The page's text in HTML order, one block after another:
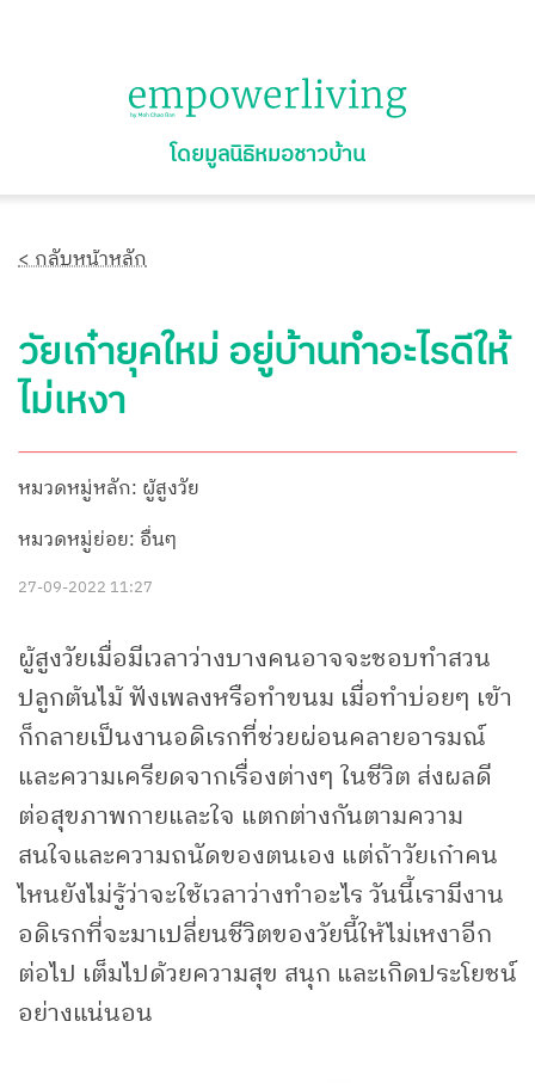
โดยมูลนิธิหมอชาวบ้าน
< กลับหน้าหลัก
วัยเก๋ายุคใหม่ อยู่บ้านทำอะไรดีให้
ไม่เหงา
หมวดหมู่หลัก: ผู้สูงวัย
หมวดหมู่ย่อย: อื่นๆ
27-09-2022 11:27
ผู้สูงวัยเมื่อมีเวลาว่างบางคนอาจจะชอบทำสวน
ปลูกต้นไม้ ฟังเพลงหรือทำขนม เมื่อทำบ่อยๆ เข้า
ก็กลายเป็นงานอดิเรกที่ช่วยผ่อนคลายอารมณ์
และความเครียดจากเรื่องต่างๆ ในชีวิต ส่งผลดี
ต่อสุขภาพกายและใจ แตกต่างกันตามความ
สนใจและความถนัดของตนเอง แต่ถ้าวัยเก๋าคน
ไหนยังไม่รู้ว่าจะใช้เวลาว่างทำอะไร วันนี้เรามีงาน
อดิเรกที่จะมาเปลี่ยนชีวิตของวัยนี้ให้ไม่เหงาอีก
ต่อไป เต็มไปด้วยความสุข สนุก และเกิดประโยชน์
อย่างแน่นอน